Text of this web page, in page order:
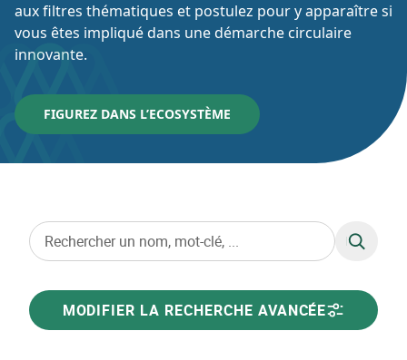
aux filtres thématiques et postulez pour y apparaître si
vous êtes impliqué dans une démarche circulaire
innovante.
FIGUREZ DANS L’ECOSYSTÈME
MODIFIER LA RECHERCHE AVANCÉE